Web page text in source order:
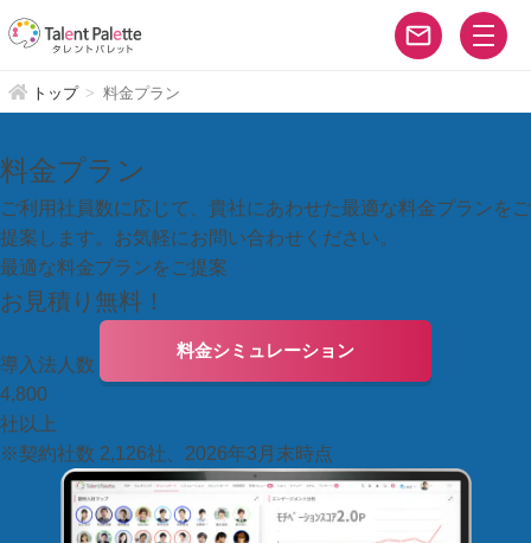
トップ 料金プラン
料金プラン
ご利用社員数に応じて、貴社にあわせた最適な料金プランをご
提案します。お気軽にお問い合わせください。
最適な料金プランをご提案
お見積り無料！
料金シミュレーション
導入法人数
4,800
社以上
※契約社数 2,126社、2026年3月末時点